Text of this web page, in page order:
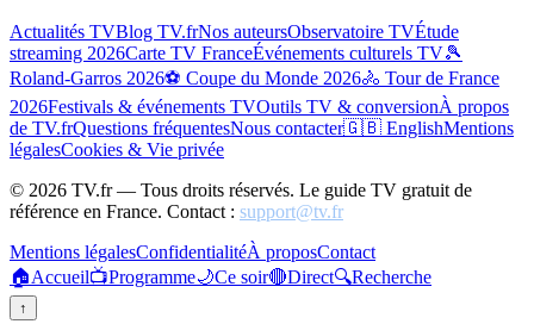
Actualités TVBlog TV.frNos auteursObservatoire TVÉtude
streaming 2026Carte TV FranceÉvénements culturels TV🎾
Roland-Garros 2026⚽ Coupe du Monde 2026🚴 Tour de France
2026Festivals & événements TVOutils TV & conversionÀ propos
de TV.frQuestions fréquentesNous contacter🇬🇧 EnglishMentions
légalesCookies & Vie privée
© 2026 TV.fr — Tous droits réservés. Le guide TV gratuit de
référence en France. Contact : support@tv.fr
Mentions légalesConfidentialitéÀ proposContact
🏠Accueil📺Programme🌙Ce soir🔴Direct🔍Recherche
↑